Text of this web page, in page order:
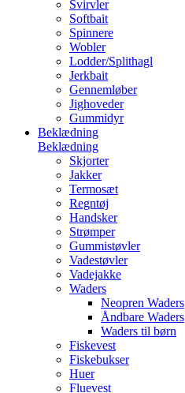
Svirvler
Softbait
Spinnere
Wobler
Lodder/Splithagl
Jerkbait
Gennemløber
Jighoveder
Gummidyr
Beklædning
Beklædning
Skjorter
Jakker
Termosæt
Regntøj
Handsker
Strømper
Gummistøvler
Vadestøvler
Vadejakke
Waders
Neopren Waders
Åndbare Waders
Waders til børn
Fiskevest
Fiskebukser
Huer
Fluevest